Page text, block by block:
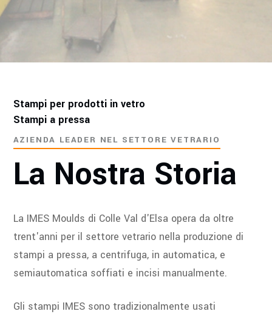
Stampi per prodotti in vetro
Stampi a pressa
AZIENDA LEADER NEL SETTORE VETRARIO
La Nostra Storia
La IMES Moulds di Colle Val d'Elsa opera da oltre
trent'anni per il settore vetrario nella produzione di
stampi a pressa, a centrifuga, in automatica, e
semiautomatica soffiati e incisi manualmente.
Gli stampi IMES sono tradizionalmente usati